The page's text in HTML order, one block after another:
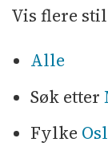
Vis flere
Alle
Søk etter
Fylke